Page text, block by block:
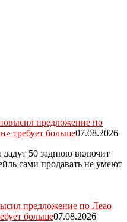
предложение по
требует больше07.08.2026
50 заднюю включит
сами продавать не умеют
предложение по Леао
больше07.08.2026